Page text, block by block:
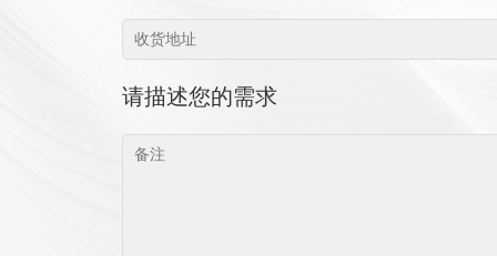
请描述您的需求